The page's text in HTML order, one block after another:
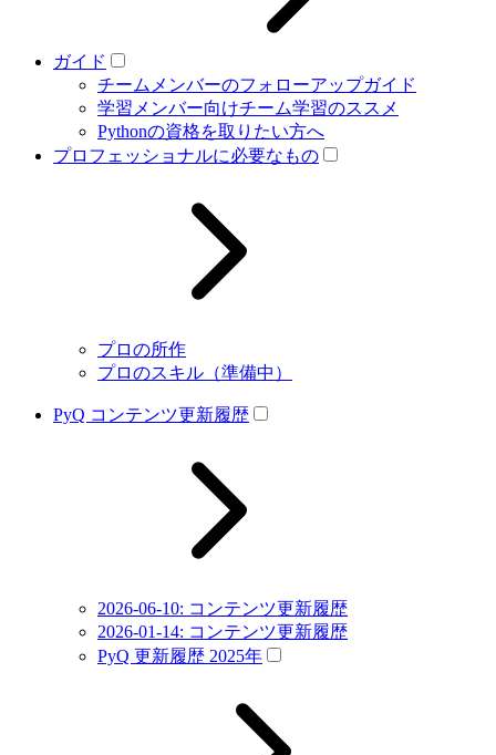
ガイド
チームメンバーのフォローアップガイド
学習メンバー向けチーム学習のススメ
Pythonの資格を取りたい方へ
プロフェッショナルに必要なもの
プロの所作
プロのスキル（準備中）
PyQ コンテンツ更新履歴
2026-06-10: コンテンツ更新履歴
2026-01-14: コンテンツ更新履歴
PyQ 更新履歴 2025年